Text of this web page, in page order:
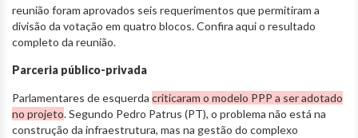
reunião foram aprovados seis requerimentos que permitiram a
divisão da votação em quatro blocos. Confira aqui o resultado
completo da reunião.
Parceria público-privada
Parlamentares de esquerda criticaram o modelo PPP a ser adotado
no projeto. Segundo Pedro Patrus (PT), o problema não está na
construção da infraestrutura, mas na gestão do complexo